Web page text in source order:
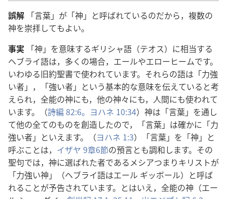
誤解 「言葉」が「神 」と呼ばれているのだから， 複数の
神を崇拝してもよい。
事実 「神 」を意味するギリシャ語 （テオス）に相当する
ヘブライ語は， 多くの場合，エールやエローヒームです。
いわゆる旧約聖書で使われています。それらの語は「力強
い者」，「強い者」という基本的な意味を伝えていると考
えられ， 全能の神にも， 他の神々にも， 人間にも使われて
います。（詩編 82:6。 ヨハネ 10:34） 神は「言葉」を通し
て他の全てのものを創造したので，「言葉」は確かに「力
強い者」といえます。（ヨハネ 1:3）「言葉」を「神 」と
呼ぶことは， イザヤ 9章6節の預言とも調和します。その
聖句では， 神に選ばれた者であるメシアつまりキリストが
「力強い神 」（ヘブライ語はエール ギッボール）と呼ば
れることが予告されています。とはいえ， 全能の神 （エー